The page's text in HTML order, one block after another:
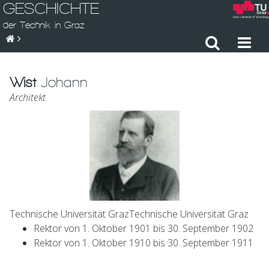
GESCHICHTE
der Technik in Graz
WistJohann
Architekt
Technische Universität GrazTechnische Universität Graz
Rektorvon 1. Oktober 1901 bis 30. September 1902
Rektorvon 1. Oktober 1910 bis 30. September 1911